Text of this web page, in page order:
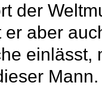
der
aber
einlässt,
Mann.